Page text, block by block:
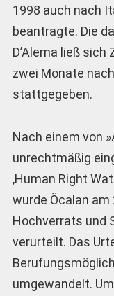
1998 auch nach
beantragte. Die
D’Alema ließ
zwei Monate
stattgegeben.
Nach einem von
unrechtmäßig
‚Human Right
wurde Öcalan am
Hochverrats und
verurteilt. Das
umgewandelt.